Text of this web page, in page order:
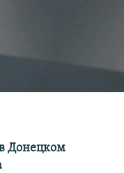
Донецком